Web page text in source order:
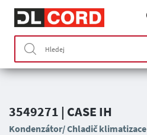
3549271 | CASE IH
Kondenzátor/ Chladič klimatizace